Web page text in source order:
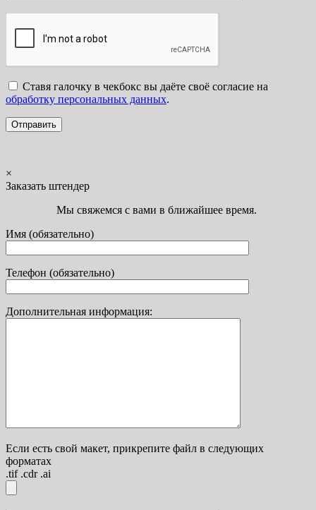
Ставя галочку в чекбокс вы даёте своё согласие на
обработку персональных данных.
×
Заказать штендер
Мы свяжемся с вами в ближайшее время.
Имя (обязательно)
Телефон (обязательно)
Дополнительная информация:
Если есть свой макет, прикрепите файл в следующих
форматах
.tif .cdr .ai